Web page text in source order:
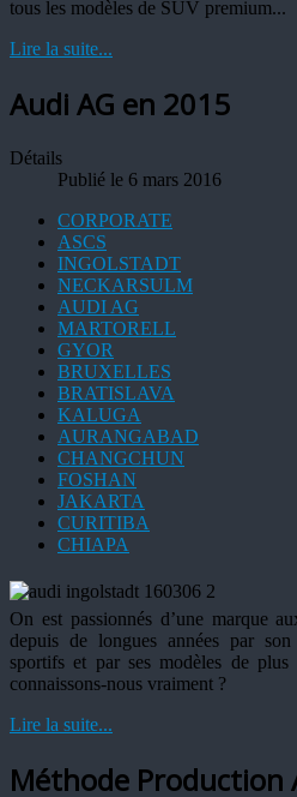
tous les modèles de SUV premium...
Lire la suite...
Audi AG en 2015
Détails
Publié le 6 mars 2016
CORPORATE
ASCS
INGOLSTADT
NECKARSULM
AUDI AG
MARTORELL
GYOR
BRUXELLES
BRATISLAVA
KALUGA
AURANGABAD
CHANGCHUN
FOSHAN
JAKARTA
CURITIBA
CHIAPA
On est passionnés d’une marque
depuis de longues années par
sportifs et par ses modèles de
connaissons-nous vraiment ?
Lire la suite...
Méthode Production